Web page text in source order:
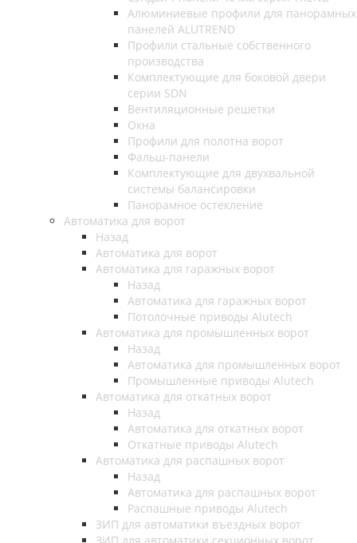
Алюминиевые профили для панорамных
панелей ALUTREND
Профили стальные собственного
производства
Комплектующие для боковой двери
серии SDN
Вентиляционные решетки
Окна
Профили для полотна ворот
Фальш-панели
Комплектующие для двухвальной
системы балансировки
Панорамное остекление
Автоматика для ворот
Назад
Автоматика для ворот
Автоматика для гаражных ворот
Назад
Автоматика для гаражных ворот
Потолочные приводы Alutech
Автоматика для промышленных ворот
Назад
Автоматика для промышленных ворот
Промышленные приводы Alutech
Автоматика для откатных ворот
Назад
Автоматика для откатных ворот
Откатные приводы Alutech
Автоматика для распашных ворот
Назад
Автоматика для распашных ворот
Распашные приводы Alutech
ЗИП для автоматики въездных ворот
ЗИП для автоматики секционных ворот